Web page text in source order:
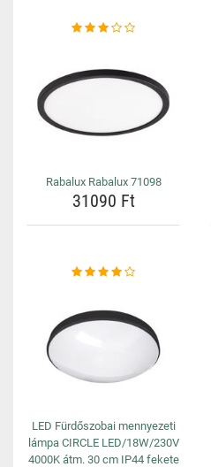
Rabalux Rabalux 71098
31090 Ft
LED Fürdőszobai mennyezeti
lámpa CIRCLE LED/18W/230V
4000K átm. 30 cm IP44 fekete